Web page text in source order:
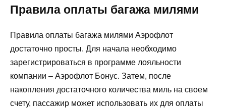
Правила оплаты багажа милями
Правила оплаты багажа милями Аэрофлот
достаточно просты. Для начала необходимо
зарегистрироваться в программе лояльности
компании – Аэрофлот Бонус. Затем, после
накопления достаточного количества миль на своем
счету, пассажир может использовать их для оплаты